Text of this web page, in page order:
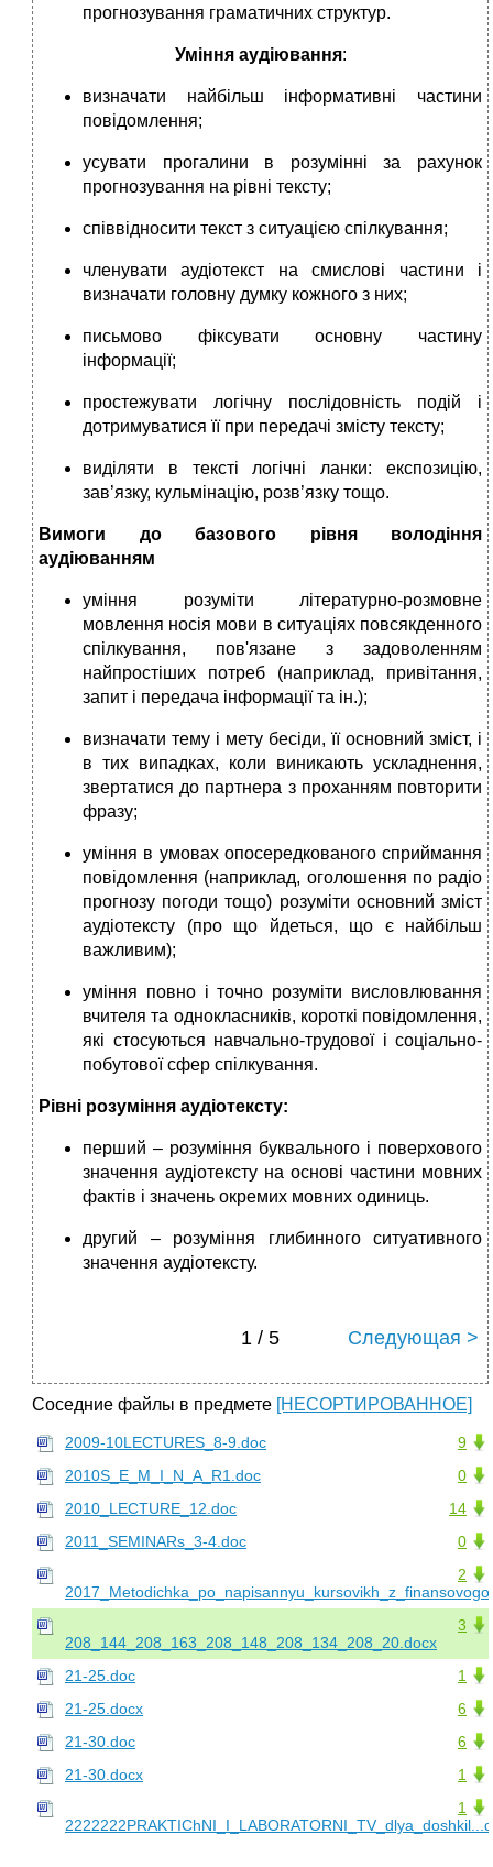
прогнозування граматичних структур.
Уміння аудіювання:
визначати найбільш інформативні частини
повідомлення;
усувати прогалини в розумінні за рахунок
прогнозування на рівні тексту;
співвідносити текст з ситуацією спілкування;
членувати аудіотекст на смислові частини і
визначати головну думку кожного з них;
письмово фіксувати основну частину
інформації;
простежувати логічну послідовність подій і
дотримуватися її при передачі змісту тексту;
виділяти в тексті логічні ланки: експозицію,
зав’язку, кульмінацію, розв’язку тощо.
Вимоги до базового рівня володіння
аудіюванням
уміння розуміти літературно-розмовне
мовлення носія мови в ситуаціях повсякденного
спілкування, пов'язане з задоволенням
найпростіших потреб (наприклад, привітання,
запит і передача інформації та ін.);
визначати тему і мету бесіди, її основний зміст, і
в тих випадках, коли виникають ускладнення,
звертатися до партнера з проханням повторити
фразу;
уміння в умовах опосередкованого сприймання
повідомлення (наприклад, оголошення по радіо
прогнозу погоди тощо) розуміти основний зміст
аудіотексту (про що йдеться, що є найбільш
важливим);
уміння повно і точно розуміти висловлювання
вчителя та однокласників, короткі повідомлення,
які стосуються навчально-трудової і соціально-
побутової сфер спілкування.
Рівні розуміння аудіотексту:
перший – розуміння буквального і поверхового
значення аудіотексту на основі частини мовних
фактів і значень окремих мовних одиниць.
другий – розуміння глибинного ситуативного
значення аудіотексту.
1 / 5 Следующая >
Соседние файлы в предмете [НЕСОРТИРОВАННОЕ]
9
2009-10LECTURES_8-9.doc
0
2010S_E_M_I_N_A_R1.doc
14
2010_LECTURE_12.doc
0
2011_SEMINARs_3-4.doc
2
3
208_144_208_163_208_148_208_134_208_20.docx
1
21-25.doc
6
21-25.docx
6
21-30.doc
1
21-30.docx
1